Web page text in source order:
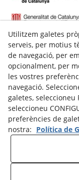
C/ Talladell, 7-9
Espanya
973 311 143
Utilitzem galetes
serveis, per motius
de navegació, per
opcionalment, per
les vostres
navegació.
galetes, seleccioneu
seleccioneu
preferències de
nostra: Política de